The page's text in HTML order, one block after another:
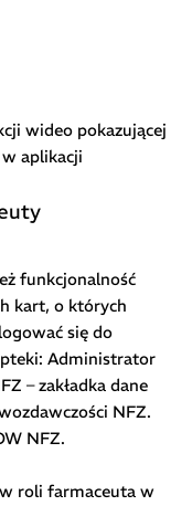
wideo pokazującej
aplikacji
funkcjonalność
kart, o których
się do
Administrator
– zakładka dane
NFZ.
NFZ.
roli farmaceuta w